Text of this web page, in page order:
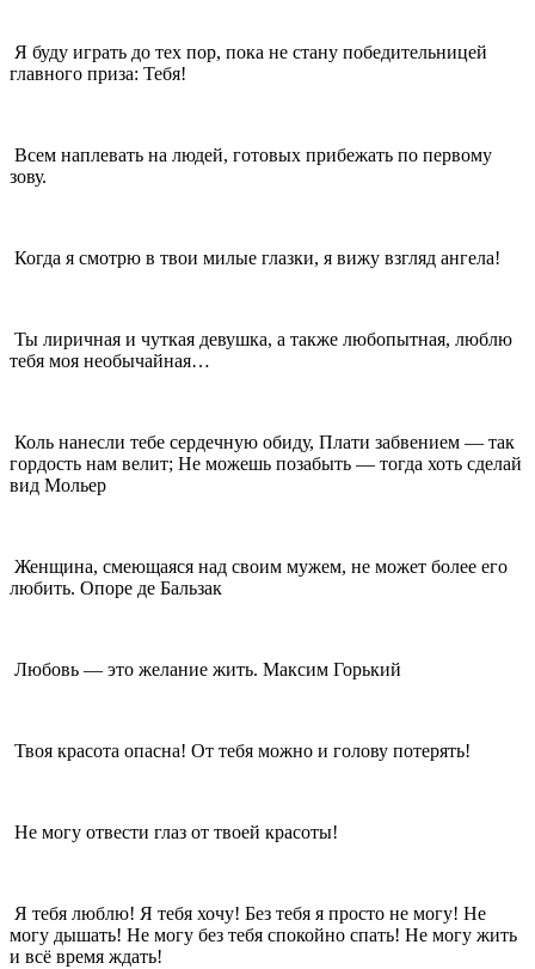
Я буду играть до тех пор, пока не стану победительницей
главного приза: Тебя!
Всем наплевать на людей, готовых прибежать по первому
зову.
Когда я смотрю в твои милые глазки, я вижу взгляд ангела!
Ты лиричная и чуткая девушка, а также любопытная, люблю
тебя моя необычайная…
Коль нанесли тебе сердечную обиду, Плати забвением — так
гордость нам велит; Не можешь позабыть — тогда хоть сделай
вид Мольер
Женщина, смеющаяся над своим мужем, не может более его
любить. Опоре де Бальзак
Любовь — это желание жить. Максим Горький
Твоя красота опасна! От тебя можно и голову потерять!
Не могу отвести глаз от твоей красоты!
Я тебя люблю! Я тебя хочу! Без тебя я просто не могу! Не
могу дышать! Не могу без тебя спокойно спать! Не могу жить
и всё время ждать!